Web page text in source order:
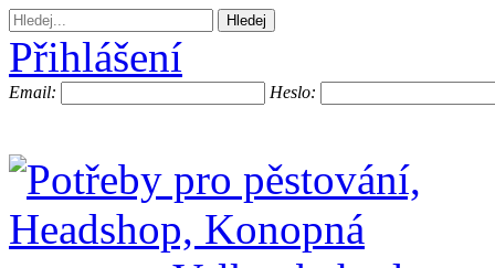
Přihlášení
Email: Heslo: